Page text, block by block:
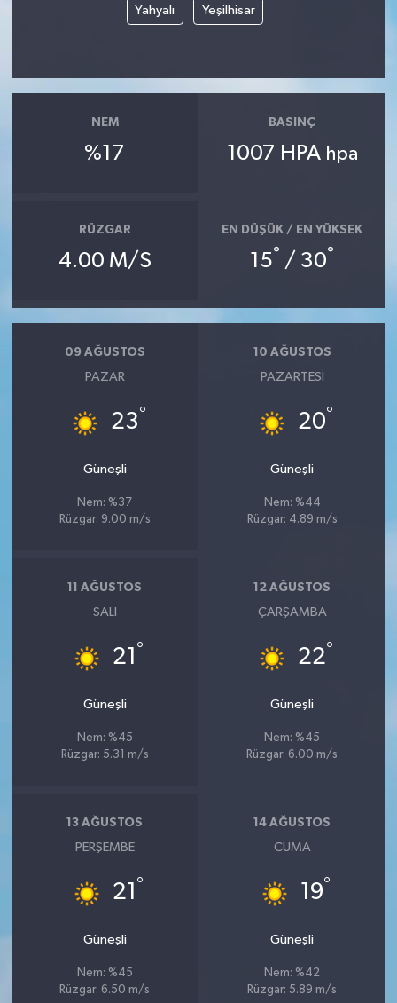
Yahyalı Yeşilhisar
NEM
%17
BASINÇ
1007 HPA hpa
RÜZGAR
4.00 M/S
EN DÜŞÜK / EN YÜKSEK
15° / 30°
09 AĞUSTOS
PAZAR
23°
Güneşli
Nem: %37
Rüzgar: 9.00 m/s
10 AĞUSTOS
PAZARTESI
20°
Güneşli
Nem: %44
Rüzgar: 4.89 m/s
11 AĞUSTOS
SALI
21 °
Güneşli
Nem: %45
Rüzgar: 5.31 m/s
12 AĞUSTOS
ÇARŞAMBA
22°
Güneşli
Nem: %45
Rüzgar: 6.00 m/s
13 AĞUSTOS
PERŞEMBE
21 °
Güneşli
Nem: %45
Rüzgar: 6.50 m/s
14 AĞUSTOS
CUMA
19°
Güneşli
Nem: %42
Rüzgar: 5.89 m/s